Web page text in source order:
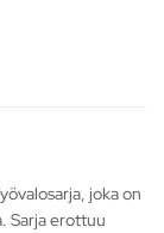
joka on
Sarja erottuu